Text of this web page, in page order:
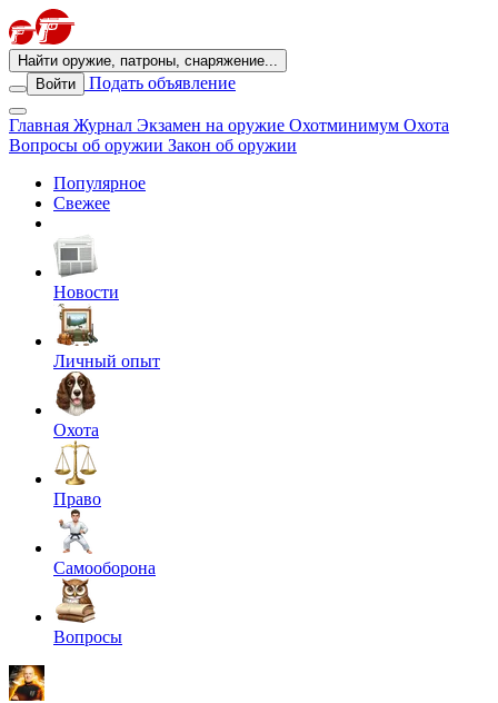
Найти оружие, патроны, снаряжение...
Войти
Подать объявление
Главная Журнал Экзамен на оружие Охотминимум Охота
Вопросы об оружии Закон об оружии
Популярное
Свежее
Новости
Личный опыт
Охота
Право
Самооборона
Вопросы